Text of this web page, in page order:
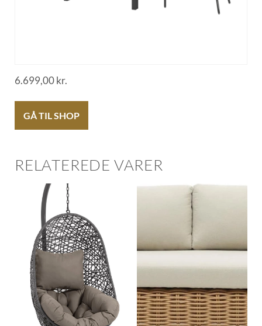
6.699,00kr.
GÅ TIL SHOP
RELATEREDE VARER